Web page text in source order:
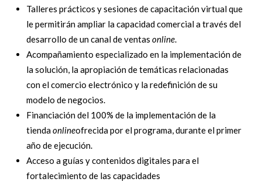
Talleres prácticos y sesiones de capacitación virtual que
le permitirán ampliar la capacidad comercial a través del
desarrollo de un canal de ventasonline.
Acompañamiento especializado en la implementación de
la solución, la apropiación de temáticas relacionadas
con el comercio electrónico y la redefinición de su
modelo de negocios.
Financiación del 100% de la implementación de la
tiendaonlineofrecida por el programa, durante el primer
año de ejecución.
Acceso a guías y contenidos digitales para el
fortalecimiento de las capacidades